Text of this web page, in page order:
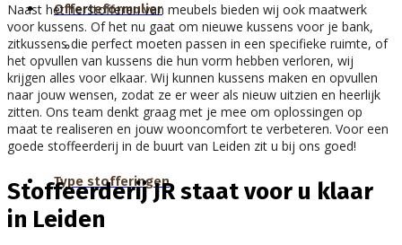
Kussens opvullen
Type stofferingen
Offerteformulier
Naast het herstofferen van meubels bieden wij ook maatwerk
voor kussens. Of het nu gaat om nieuwe kussens voor je bank,
zitkussens die perfect moeten passen in een specifieke ruimte, of
het opvullen van kussens die hun vorm hebben verloren, wij
krijgen alles voor elkaar. Wij kunnen kussens maken en opvullen
naar jouw wensen, zodat ze er weer als nieuw uitzien en heerlijk
zitten. Ons team denkt graag met je mee om oplossingen op
maat te realiseren en jouw wooncomfort te verbeteren. Voor een
goede stoffeerderij in de buurt van Leiden zit u bij ons goed!
Stoffeerderij JR staat voor u klaar
in Leiden